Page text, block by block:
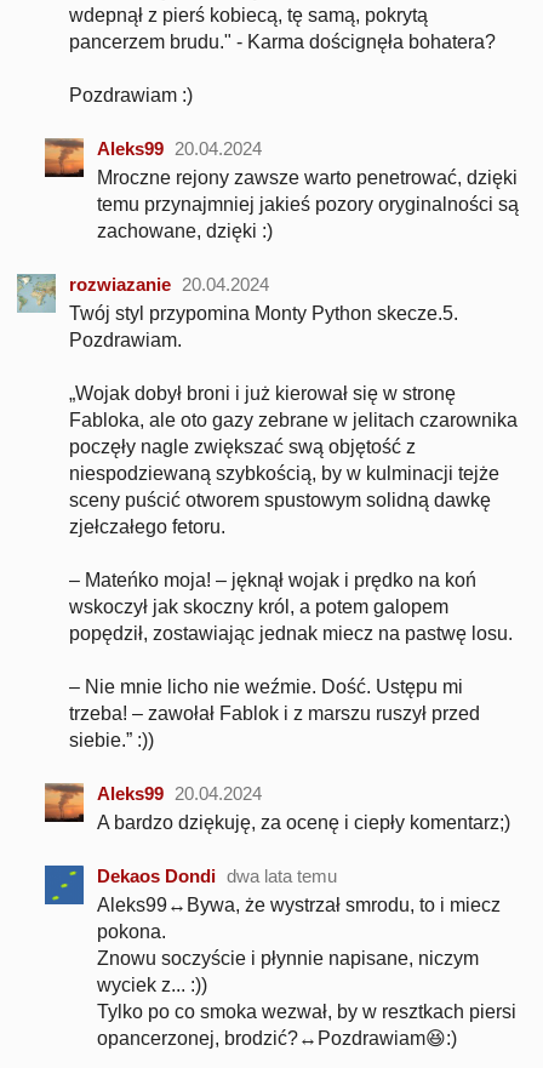
wdepnął z pierś kobiecą, tę samą, pokrytą
pancerzem brudu." - Karma doścignęła bohatera?
Pozdrawiam :)
Aleks99 20.04.2024
Mroczne rejony zawsze warto penetrować, dzięki
temu przynajmniej jakieś pozory oryginalności są
zachowane, dzięki :)
rozwiazanie 20.04.2024
Twój styl przypomina Monty Python skecze.5.
Pozdrawiam.
„Wojak dobył broni i już kierował się w stronę
Fabloka, ale oto gazy zebrane w jelitach czarownika
poczęły nagle zwiększać swą objętość z
niespodziewaną szybkością, by w kulminacji tejże
sceny puścić otworem spustowym solidną dawkę
zjełczałego fetoru.
– Mateńko moja! – jęknął wojak i prędko na koń
wskoczył jak skoczny król, a potem galopem
popędził, zostawiając jednak miecz na pastwę losu.
– Nie mnie licho nie weźmie. Dość. Ustępu mi
trzeba! – zawołał Fablok i z marszu ruszył przed
siebie.” :))
Aleks99 20.04.2024
A bardzo dziękuję, za ocenę i ciepły komentarz;)
Dekaos Dondi dwa lata temu
Aleks99↔Bywa, że wystrzał smrodu, to i miecz
pokona.
Znowu soczyście i płynnie napisane, niczym
wyciek z... :))
Tylko po co smoka wezwał, by w resztkach piersi
opancerzonej, brodzić?↔Pozdrawiam😆:)